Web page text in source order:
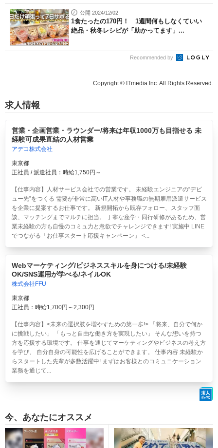
公開 2024/12/02
1食たったの170円！ 1週間何もしなくていい
絶品・秋冬レシピが「助かってます」...
Recommended by
Copyright © ITmedia Inc. All Rights Reserved.
求人情報
営業・企画営業・ラウンダー/将来は年収1000万も目指せる 未
経験可成果直結の人材営業
アデコ株式会社
東京都
正社員 / 派遣社員：時給1,750円～
【仕事内容】人材サービス会社での営業です。 未経験エンジニアの“デビ
ュー先”をつくる 需要が非常に高いIT人材や事務職の無期雇用派遣サービス
を企業に提案するお仕事です。 新規開拓から既存フォロー、スタッフ面
談、マッチングまでマルチに担当。 丁寧な座学・同行研修があるため、営
業未経験の方も自慢のコミュ力と意欲でチャレンジできます! 実施中 LINE
でつながる「お仕事スタート応援キャンペーン」 <...
Webマーケティング/ビジネススキルを身につける/未経験
OK/SNS運用が学べる/ネイルOK
株式会社FFU
東京都
正社員：時給1,700円～2,300円
【仕事内容】<未来の選択肢を増やすための第一歩!> 「将来、自分で何か
に挑戦したい」 「もっと自由な働き方を実現したい」 そんな想いを持つ
方を応援する環境です。 仕事を通じてマーケティングやビジネスの考え方
を学び、 自分自身の可能性を広げることができます。 仕事内容 未経験か
らスタートした先輩が多数活躍中! まずはお客様とのコミュニケーション
業務を通じて...
今、あなたにオススメ